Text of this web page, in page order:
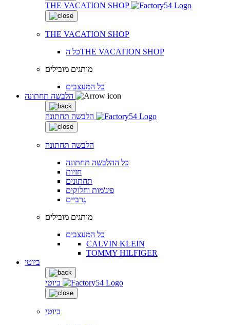
THE VACATION SHOP
THE VACATION SHOP
כל הTHE VACATION SHOP
מותגים מובילים
כל המעצבים
הלבשה תחתונה
הלבשה תחתונה
כל ההלבשה תחתונה
חזיות
תחתונים
פיג'מות וחלוקים
גרביים
מותגים מובילים
כל המעצבים
CALVIN KLEIN
TOMMY HILFIGER
ביוטי
ביוטי
ביוטי